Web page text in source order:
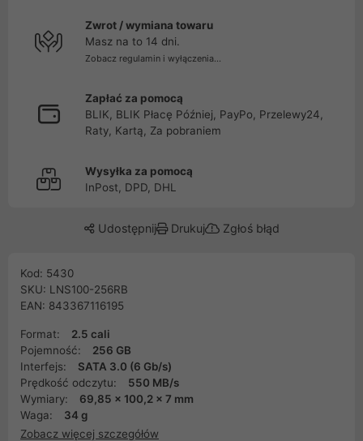
Zwrot / wymiana towaru
Masz na to 14 dni.
Zobacz regulamin i wyłączenia...
Zapłać za pomocą
BLIK, BLIK Płacę Później, PayPo, Przelewy24,
Raty, Kartą, Za pobraniem
Wysyłka za pomocą
InPost, DPD, DHL
Udostępnij Drukuj Zgłoś błąd
Kod: 5430
SKU: LNS100-256RB
EAN: 843367116195
Format:
2.5 cali
Pojemność:
256 GB
Interfejs:
SATA 3.0 (6 Gb/s)
Prędkość odczytu:
550 MB/s
Wymiary:
69,85 x 100,2 x 7 mm
Waga:
34 g
Zobacz więcej szczegółów